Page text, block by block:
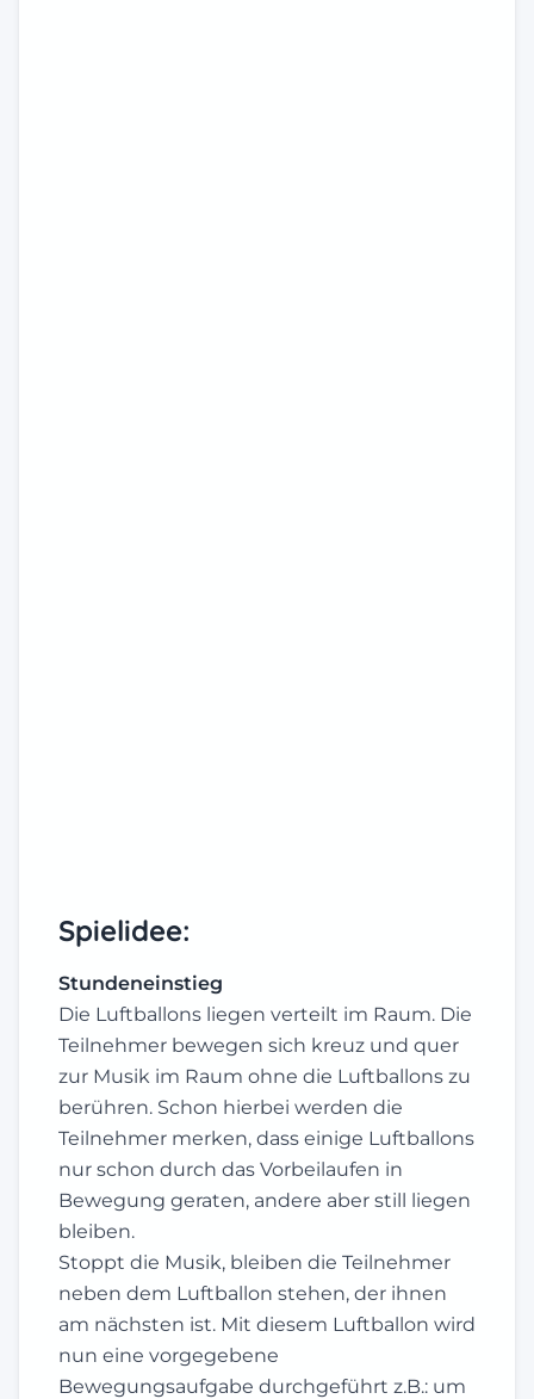
Spielidee:
Stundeneinstieg
Die Luftballons liegen verteilt im Raum. Die
Teilnehmer bewegen sich kreuz und quer
zur Musik im Raum ohne die Luftballons zu
berühren. Schon hierbei werden die
Teilnehmer merken, dass einige Luftballons
nur schon durch das Vorbeilaufen in
Bewegung geraten, andere aber still liegen
bleiben.
Stoppt die Musik, bleiben die Teilnehmer
neben dem Luftballon stehen, der ihnen
am nächsten ist. Mit diesem Luftballon wird
nun eine vorgegebene
Bewegungsaufgabe durchgeführt z.B.: um